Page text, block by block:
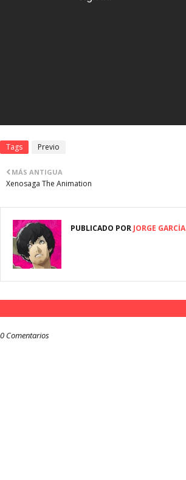
Tags Previo
MÁS ANTIGUA
Xenosaga The Animation
PUBLICADO POR JORGE GARCÍA
0 Comentarios